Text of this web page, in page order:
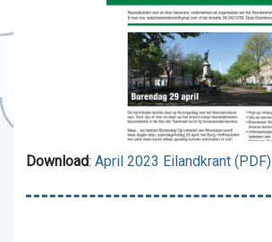
Download: April 2023 Eilandkrant (PDF)